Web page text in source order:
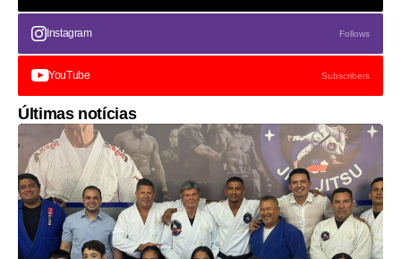
Instagram Follows
YouTube Subscribers
Últimas notícias